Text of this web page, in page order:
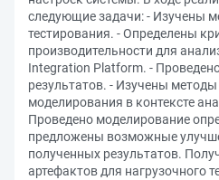
следующие задачи: - Изучены
тестирования. - Определены
производительности для
Integration Platform. -
результатов. - Изучены
моделирования в контексте
Проведено моделирование
предложены возможные
полученных результатов.
артефактов для нагрузочного